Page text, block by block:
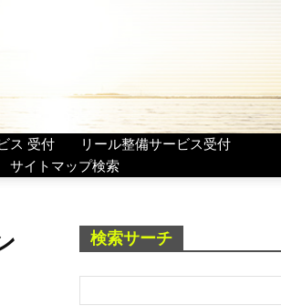
ス 受付
リール整備サービス受付
サイトマップ検索
検索サーチ